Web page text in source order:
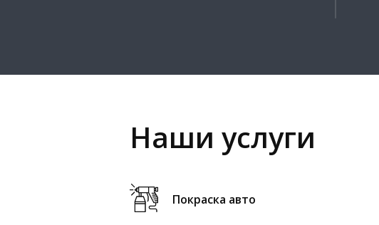
Наши услуги
Покраска авто